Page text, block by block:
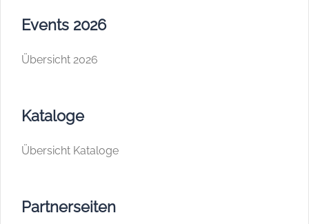
Events 2026
Übersicht 2026
Kataloge
Übersicht Kataloge
Partnerseiten